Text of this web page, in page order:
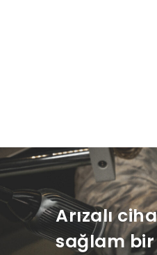
Arızalı
sağlam bir